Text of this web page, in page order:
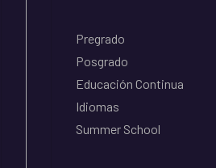
Pregrado
Posgrado
Educación Continua
Idiomas
Summer School